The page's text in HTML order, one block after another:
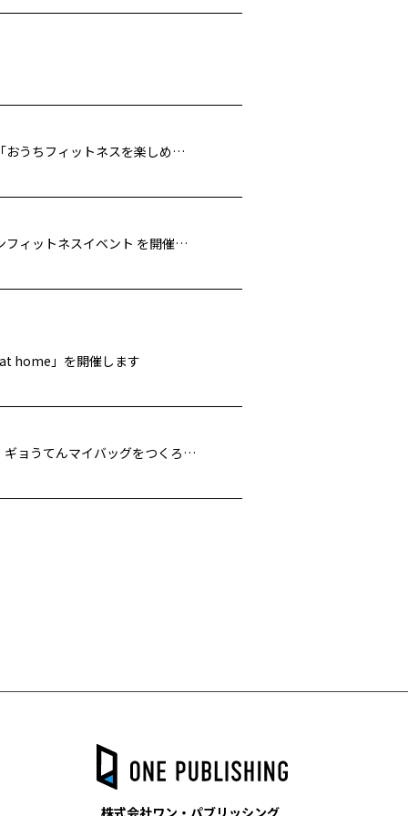
大人気トレーナーAYAさんやmieyさんら豪華メンバーが出演！ 「おうちフィットネスを楽しめるFYTTEのオンラインイベント」を開催しました
福田萌子さん、本島彩帆里さんらが出演！ FYTTE主催オンラインフィットネスイベント を開催します
home」を開催します
8月22日（土）YouTube ライブ「さかなクンとエコチャレンジ！ ギョうてんマイバッグをつくろう」を配信します